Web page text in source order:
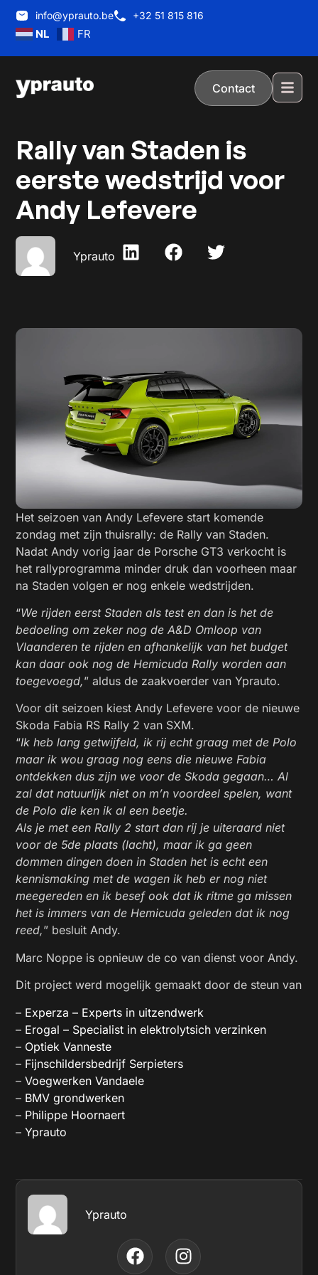
info@yprauto.be +32 51 815 816
NL FR
Contact
Rally van Staden is
eerste wedstrijd voor
Andy Lefevere
Yprauto
Het seizoen van Andy Lefevere start komende
zondag met zijn thuisrally: de Rally van Staden.
Nadat Andy vorig jaar de Porsche GT3 verkocht is
het rallyprogramma minder druk dan voorheen maar
na Staden volgen er nog enkele wedstrijden.
“We rijden eerst Staden als test en dan is het de
bedoeling om zeker nog de A&D Omloop van
Vlaanderen te rijden en afhankelijk van het budget
kan daar ook nog de Hemicuda Rally worden aan
toegevoegd,” aldus de zaakvoerder van Yprauto.
Voor dit seizoen kiest Andy Lefevere voor de nieuwe
Skoda Fabia RS Rally 2 van SXM.
“Ik heb lang getwijfeld, ik rij echt graag met de Polo
maar ik wou graag nog eens die nieuwe Fabia
ontdekken dus zijn we voor de Skoda gegaan… Al
zal dat natuurlijk niet on m’n voordeel spelen, want
de Polo die ken ik al een beetje.
Als je met een Rally 2 start dan rij je uiteraard niet
voor de 5de plaats (lacht), maar ik ga geen
dommen dingen doen in Staden het is echt een
kennismaking met de wagen ik heb er nog niet
meegereden en ik besef ook dat ik ritme ga missen
het is immers van de Hemicuda geleden dat ik nog
reed,” besluit Andy.
Marc Noppe is opnieuw de co van dienst voor Andy.
Dit project werd mogelijk gemaakt door de steun van
– Experza – Experts in uitzendwerk
– Erogal – Specialist in elektrolytsich verzinken
– Optiek Vanneste
– Fijnschildersbedrijf Serpieters
–Voegwerken Vandaele
– BMV grondwerken
– Philippe Hoornaert
–Yprauto
Yprauto